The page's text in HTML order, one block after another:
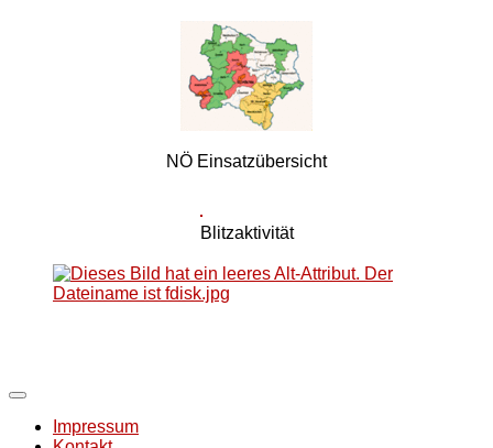
NÖ Einsatzübersicht
Blitzaktivität
Impressum